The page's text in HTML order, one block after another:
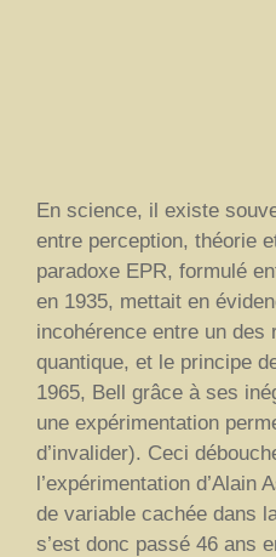
En science, il existe
entre perception, théorie
paradoxe EPR, formulé
en 1935, mettait en
incohérence entre un des
quantique, et le principe
1965, Bell grâce à ses
une expérimentation
d’invalider). Ceci
l’expérimentation d’Alain
de variable cachée dans
s’est donc passé 46 ans